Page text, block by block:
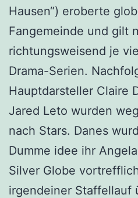
Hausen“) eroberte
Fangemeinde und gilt
richtungsweisend je
Drama-Serien.
Hauptdarsteller Claire
Jared Leto wurden
nach Stars. Danes
Dumme idee ihr
Silver Globe
irgendeiner Staffellauf